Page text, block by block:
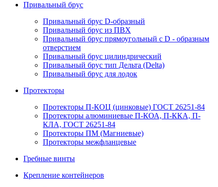
Привальный брус
Привальный брус D-образный
Привальный брус из ПВХ
Привальный брус прямоугольный с D - образным
отверстием
Привальный брус цилиндрический
Привальный брус тип Дельта (Delta)
Привальный брус для лодок
Протекторы
Протекторы П-КОЦ (цинковые) ГОСТ 26251-84
Протекторы алюминиевые П-КОА, П-ККА, П-
КЛА, ГОСТ 26251-84
Протекторы ПМ (Магниевые)
Протекторы межфланцевые
Гребные винты
Крепление контейнеров